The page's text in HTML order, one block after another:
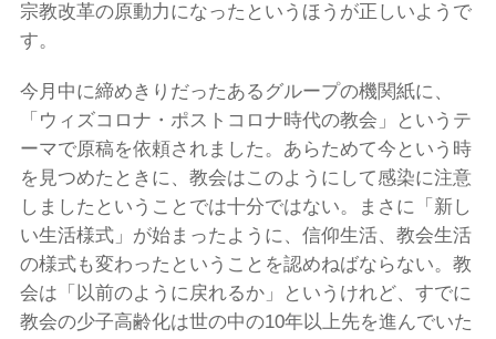
宗教改革の原動力になったというほうが正しいようで
す。
今月中に締めきりだったあるグループの機関紙に、
「ウィズコロナ・ポストコロナ時代の教会」というテ
ーマで原稿を依頼されました。あらためて今という時
を見つめたときに、教会はこのようにして感染に注意
しましたということでは十分ではない。まさに「新し
い生活様式」が始まったように、信仰生活、教会生活
の様式も変わったということを認めねばならない。教
会は「以前のように戻れるか」というけれど、すでに
教会の少子高齢化は世の中の10年以上先を進んでいた